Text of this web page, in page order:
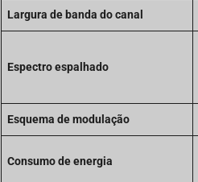
Largura de banda do canal
Espectro espalhado
Esquema de modulação
Consumo de energia